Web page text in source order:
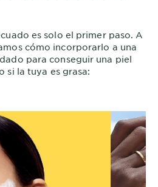
es solo el primer paso. A
cómo incorporarlo a una
para conseguir una piel
si la tuya es grasa: